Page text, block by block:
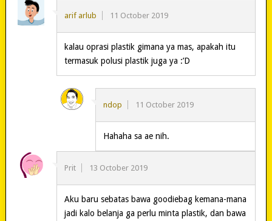
arif arlub 11 October 2019
kalau oprasi plastik gimana ya mas, apakah itu
termasuk polusi plastik juga ya :’D
ndop 11 October 2019
Hahaha sa ae nih.
Prit 13 October 2019
Aku baru sebatas bawa goodiebag kemana-mana
jadi kalo belanja ga perlu minta plastik, dan bawa